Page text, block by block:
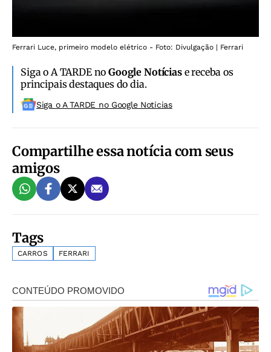
Ferrari Luce, primeiro modelo elétrico - Foto: Divulgação | Ferrari
Siga o A TARDE noGoogle Notíciase receba os
principais destaques do dia.
Siga o A TARDE no Google Noticias
Compartilhe essa notícia com seus
amigos
Tags
CARROS FERRARI